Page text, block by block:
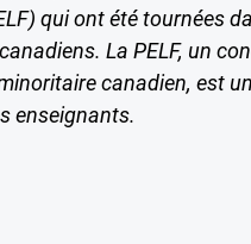
qui ont été tournées
La PELF, un
canadien, est
enseignants.